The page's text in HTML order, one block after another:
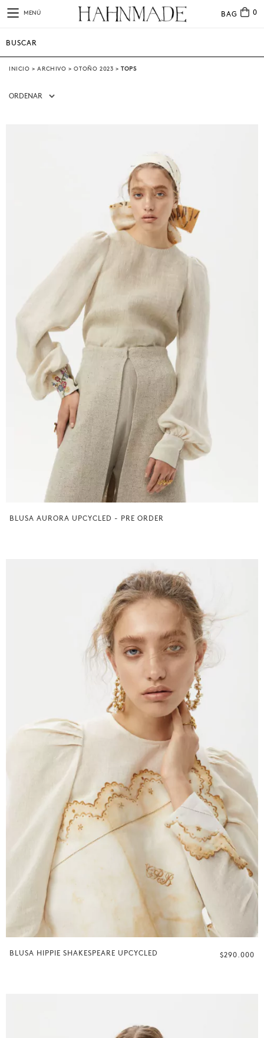
MENÚ BAG 0
INICIO > ARCHIVO > OTOÑO 2023 > TOPS
ORDENAR
BLUSA AURORA UPCYCLED - PRE ORDER
BLUSA HIPPIE SHAKESPEARE UPCYCLED $290.000